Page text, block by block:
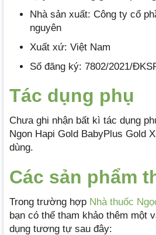
Nhà sản xuất: Công ty cổ
nguyên
Xuất xứ: Việt Nam
Số đăng ký: 7802/2021/
Tác dụng phụ
Chưa ghi nhận bất kì tác dụng
Ngon Hapi Gold BabyPlus Gold
dùng.
Các sản phẩm
Trong trường hợp Nhà thuốc
bạn có thể tham khảo thêm một
dụng tương tự sau đây: